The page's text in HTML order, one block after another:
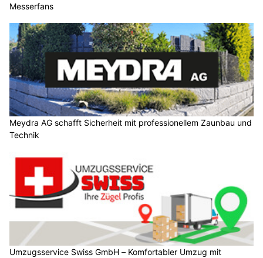
Messerfans
Meydra AG schafft Sicherheit mit professionellem Zaunbau und
Technik
Umzugsservice Swiss GmbH – Komfortabler Umzug mit